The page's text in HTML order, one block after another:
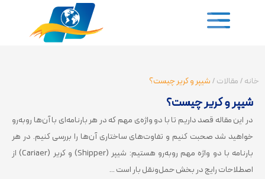
خانه/مقالات/شیپر و کریر چیست؟
شیپر و کریر چیست؟
در این مقاله قصد داریم تا با دو واژه‌ی مهم که در هر بارنامه‌ای با آن‌ها روبه‌رو
خواهید شد صحبت کنیم و تفاوت‌های ساختاری آن‌ها را بررسی کنیم. در هر
بارنامه با دو واژه مهم روبه‌رو هستیم: شیپر (Shipper) و کریر (Cariaer) از
اصطلاحات رایج در بخش حمل‌ونقل بار است ...